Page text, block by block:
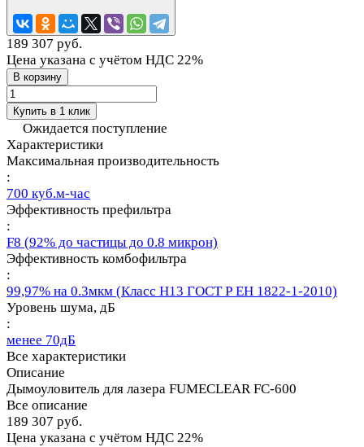
189 307 руб.
Цена указана с учётом НДС 22%
В корзину
Купить в 1 клик
Ожидается поступление
Характеристики
Максимальная производительность
:
700 куб.м-час
Эффективность префильтра
:
F8 (92% до частицы до 0.8 микрон)
Эффективность комбофильтра
:
99,97% на 0.3мкм (Класс Н13 ГОСТ Р ЕН 1822-1-2010)
Уровень шума, дБ
:
менее 70дБ
Все характеристики
Описание
Дымоуловитель для лазера FUMECLEAR FC-600
Все описание
189 307 руб.
Цена указана с учётом НДС 22%